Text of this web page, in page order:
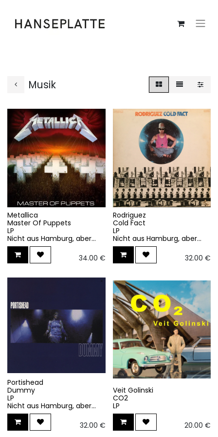
Musik
Metallica
Master Of Puppets
LP
Nicht aus Hamburg, aber...
34.00 €
Rodriguez
Cold Fact
LP
Nicht aus Hamburg, aber...
32.00 €
Portishead
Dummy
LP
Nicht aus Hamburg, aber...
32.00 €
Veit Golinski
CO2
LP
20.00 €